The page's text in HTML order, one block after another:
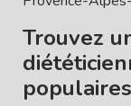
Trouvez
populaires